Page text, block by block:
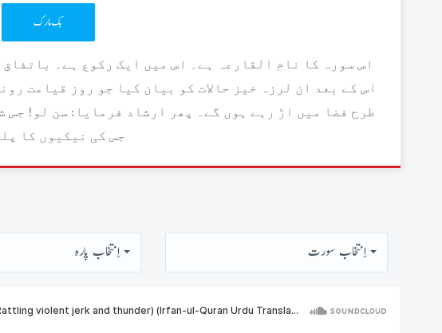
بک مارک
اس سورہ کا نام القارعہ ہے۔ اس میں ایک رکوع ہے۔
اس کے بعد ان لرزہ خیز حالات کو بیان کیا جو روز قیامت
طرح فضا میں اڑ رہے ہوں گے۔ پھر ارشاد فرمایا: سن لو!
جس کی نیکیوں کا
اِنتخاب سورت اِنتخاب پارہ